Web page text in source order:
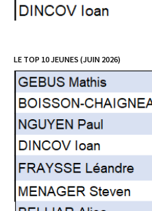
LE TOP 10 JEUNES (JUIN 2026)